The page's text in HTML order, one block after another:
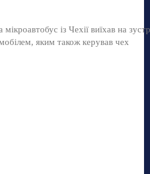
із Чехії виїхав на
яким також керував чех